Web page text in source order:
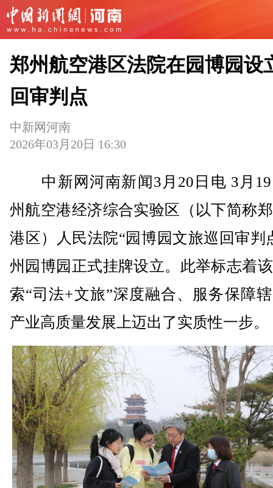
郑州航空港区法院在园博园设
回审判点
中新网河南
2026年03月20日 16:30
中新网河南新闻3月20日电 3月19
州航空港经济综合实验区（以下简称
港区）人民法院“园博园文旅巡回审判
州园博园正式挂牌设立。此举标志着
索“司法+文旅”深度融合、服务保障
产业高质量发展上迈出了实质性一步。